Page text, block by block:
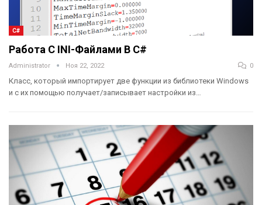
C#
Работа С INI-Файлами В C#
Administrator Ноя 22, 2022 0
Класс, который импортирует две функции из библиотеки Windows
и с их помощью получает/записывает настройки из…